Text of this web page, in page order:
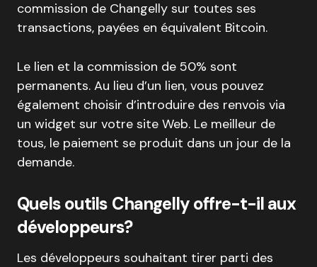
commission de Changelly sur toutes ses
transactions, payées en équivalent Bitcoin.
Le lien et la commission de 50% sont
permanents. Au lieu d’un lien, vous pouvez
également choisir d’introduire des renvois via
un widget sur votre site Web. Le meilleur de
tous, le paiement se produit dans un jour de la
demande.
Quels outils Changelly offre-t-il aux
développeurs?
Les développeurs souhaitant tirer parti des